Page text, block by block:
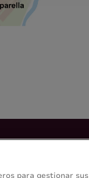
para gestionar sus